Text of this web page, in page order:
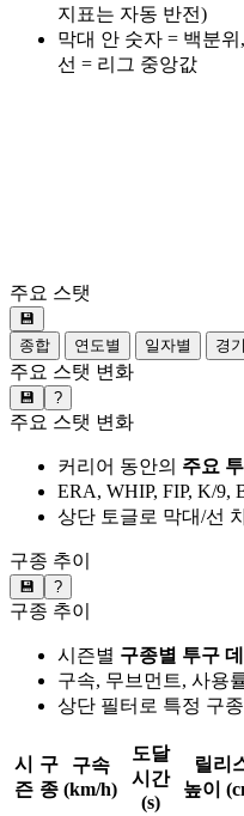
지표는 자동 반전)
막대 안 숫자 = 백분
선 = 리그 중앙값
주요 스탯
💾
종합
연도별 일자별 경
주요 스탯 변화
💾 ?
주요 스탯 변화
커리어 동안의 주요
ERA, WHIP, FIP, K/9,
상단 토글로 막대/선
구종 추이
💾 ?
구종 추이
시즌별 구종별 투구
구속, 무브먼트, 사용
상단 필터로 특정 구
시
즌
구
종
구속
(km/h)
도달
시간
(s)
릴리
높이